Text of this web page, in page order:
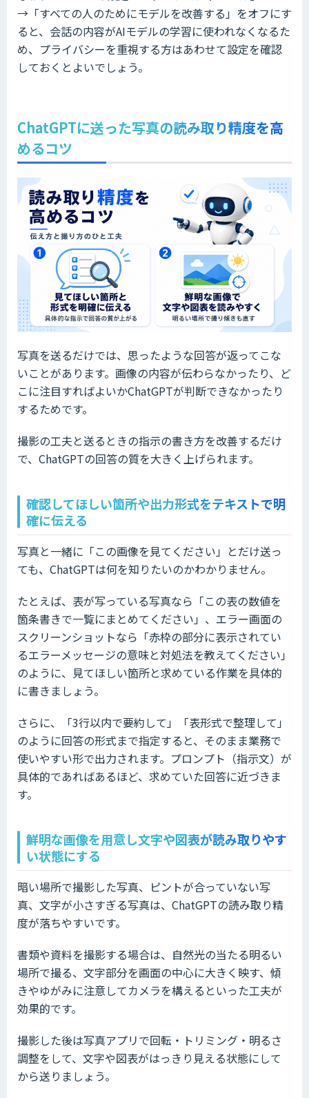
→「すべての人のためにモデルを改善する」をオフにす
ると、会話の内容がAIモデルの学習に使われなくなるた
め、プライバシーを重視する方はあわせて設定を確認
しておくとよいでしょう。
ChatGPTに送った写真の読み取り精度を高
めるコツ
写真を送るだけでは、思ったような回答が返ってこな
いことがあります。画像の内容が伝わらなかったり、ど
こに注目すればよいかChatGPTが判断できなかったり
するためです。
撮影の工夫と送るときの指示の書き方を改善するだけ
で、ChatGPTの回答の質を大きく上げられます。
確認してほしい箇所や出力形式をテキストで明
確に伝える
写真と一緒に「この画像を見てください」とだけ送っ
ても、ChatGPTは何を知りたいのかわかりません。
たとえば、表が写っている写真なら「この表の数値を
箇条書きで一覧にまとめてください」、エラー画面の
スクリーンショットなら「赤枠の部分に表示されてい
るエラーメッセージの意味と対処法を教えてください」
のように、見てほしい箇所と求めている作業を具体的
に書きましょう。
さらに、「3行以内で要約して」「表形式で整理して」
のように回答の形式まで指定すると、そのまま業務で
使いやすい形で出力されます。プロンプト（指示文）が
具体的であればあるほど、求めていた回答に近づきま
す。
鮮明な画像を用意し文字や図表が読み取りやす
い状態にする
暗い場所で撮影した写真、ピントが合っていない写
真、文字が小さすぎる写真は、ChatGPTの読み取り精
度が落ちやすいです。
書類や資料を撮影する場合は、自然光の当たる明るい
場所で撮る、文字部分を画面の中心に大きく映す、傾
きやゆがみに注意してカメラを構えるといった工夫が
効果的です。
撮影した後は写真アプリで回転・トリミング・明るさ
調整をして、文字や図表がはっきり見える状態にして
から送りましょう。